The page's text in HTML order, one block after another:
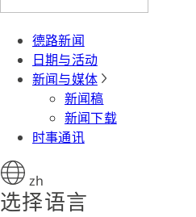
德路新闻
日期与活动
新闻与媒体
新闻稿
新闻下载
时事通讯
zh
选择语言